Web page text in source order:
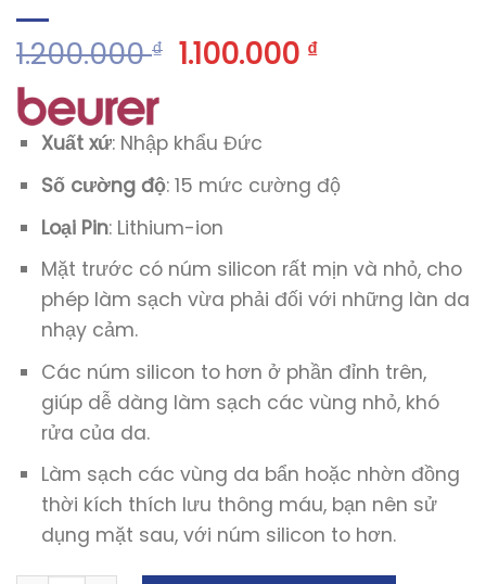
1.200.000₫ 1.100.000 ₫
Xuất xứ: Nhập khẩu Đức
Số cường độ: 15 mức cường độ
Loại Pin: Lithium-ion
Mặt trước có núm silicon rất mịn và nhỏ, cho
phép làm sạch vừa phải đối với những làn da
nhạy cảm.
Các núm silicon to hơn ở phần đỉnh trên,
giúp dễ dàng làm sạch các vùng nhỏ, khó
rửa của da.
Làm sạch các vùng da bẩn hoặc nhờn đồng
thời kích thích lưu thông máu, bạn nên sử
dụng mặt sau, với núm silicon to hơn.